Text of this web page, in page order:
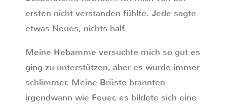
ersten nicht verstanden fühlte. Jede sagte
etwas Neues, nichts half.
Meine Hebamme versuchte mich so gut es
ging zu unterstützen, aber es wurde immer
schlimmer. Meine Brüste brannten
irgendwann wie Feuer, es bildete sich eine